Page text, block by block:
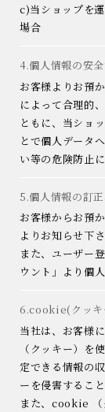
c)当ショップを
場合
4.個人情報の安
お客様よりお預
によって合理的
ともに、当ショ
とで個人データ
い等の危険防止に
5.個人情報の訂
お客様からお預
よりお知らせ下さ
また、ユーザー
ウント」より個
6.cookie(クッキ
当社は、お客様
（クッキー）を
定できる情報の
ーを侵害するこ
また、cookie （